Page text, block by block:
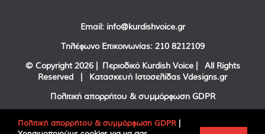
Email: info@kurdishvoice.gr
Τηλέφωνο Επικοινωνίας: 210 8212109
© Copyright 2026 | Περιοδικό Kurdish Voice | All Rights
Reserved | Κατασκευή Ιστοσελίδας Vdesigns.gr
Πολιτική απορρήτου & συμμόρφωση GDPR
Πολιτική απορρήτου & συμμόρφωση GDPR |